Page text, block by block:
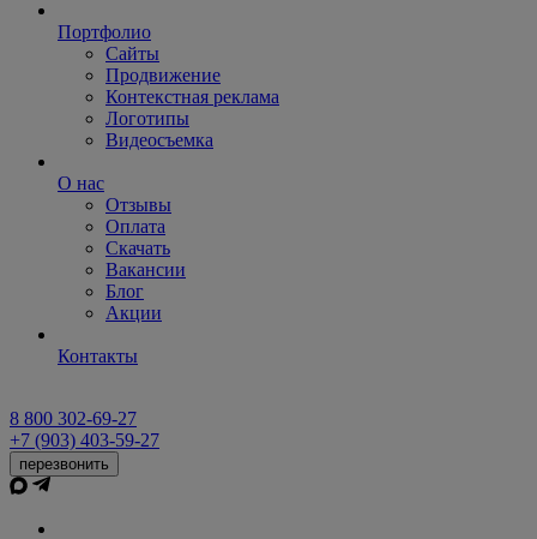
Портфолио
Сайты
Продвижение
Контекстная реклама
Логотипы
Видеосъемка
О нас
Отзывы
Оплата
Скачать
Вакансии
Блог
Акции
Контакты
8 800 302-69-27
+7 (903) 403-59-27
перезвонить